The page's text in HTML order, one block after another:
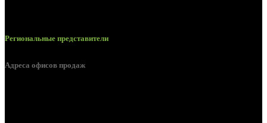
Региональные представители
Адреса офисов продаж